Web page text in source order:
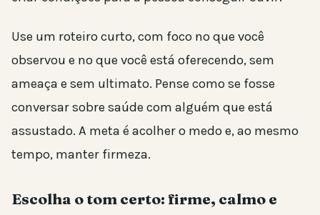
Use um roteiro curto, com foco no que você
observou e no que você está oferecendo, sem
ameaça e sem ultimato. Pense como se fosse
conversar sobre saúde com alguém que está
assustado. A meta é acolher o medo e, ao mesmo
tempo, manter firmeza.
Escolha o tom certo: firme, calmo e